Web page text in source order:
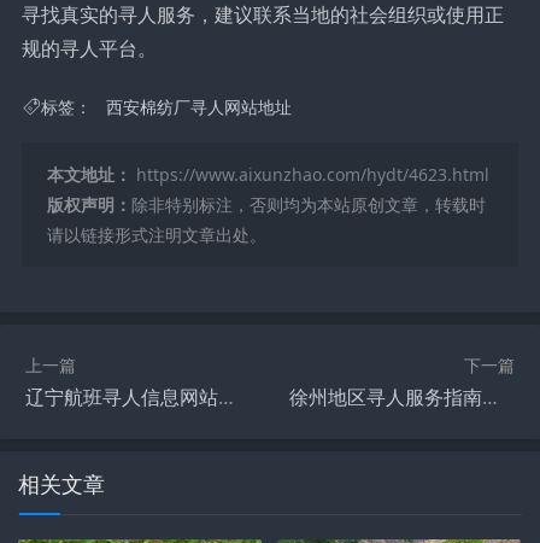
寻找真实的寻人服务，建议联系当地的社会组织或使用正
规的寻人平台。
标签： 西安棉纺厂寻人网站地址
本文地址： https://www.aixunzhao.com/hydt/4623.html
版权声明： 除非特别标注，否则均为本站原创文章，转载时
请以链接形式注明文章出处。
上一篇
辽宁航班寻人信息网站，一站式服务助您快速找到失联旅客
下一篇
徐州地区寻人服务指南，寻找失联亲友的新途径
相关文章